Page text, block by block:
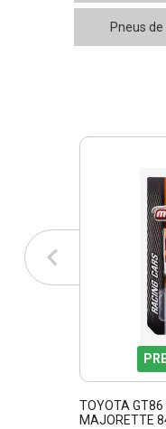
Pneus
TOYOTA
MAJORETTE